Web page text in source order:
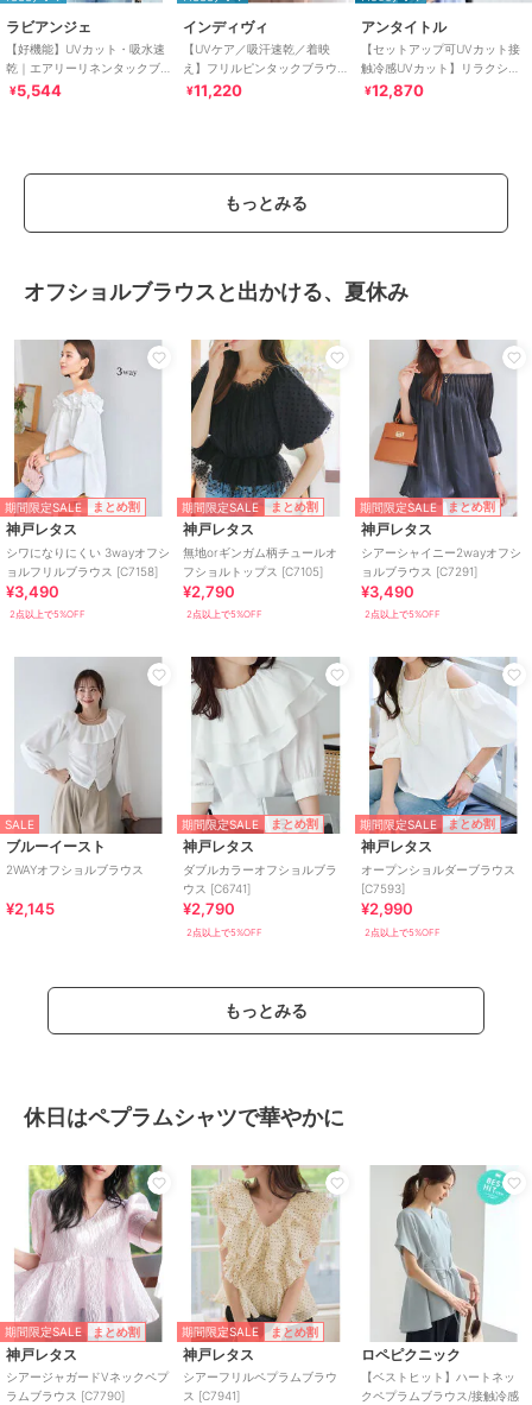
ラビアンジェ
【好機能】UVカット・吸水速
乾｜エアリーリネンタックブ
ラウス｜セットアップ対
¥5,544
インディヴィ
【UVケア／吸汗速乾／着映
え】フリルピンタックブラウ
ス
¥11,220
アンタイトル
【セットアップ可UVカット接
触冷感UVカット】リラクシー
キーVネックブラウス
¥12,870
もっとみる
オフショルブラウスと出かける、夏休み
期間限定SALE まとめ割
神戸レタス
シワになりにくい 3wayオフシ
ョルフリルブラウス [C7158]
¥3,490
2点以上で5%OFF
期間限定SALE まとめ割
神戸レタス
無地orギンガム柄チュールオ
フショルトップス [C7105]
¥2,790
2点以上で5%OFF
期間限定SALE まとめ割
神戸レタス
シアーシャイニー2wayオフシ
ョルブラウス [C7291]
¥3,490
2点以上で5%OFF
SALE
ブルーイースト
2WAYオフショルブラウス
¥2,145
期間限定SALE まとめ割
神戸レタス
ダブルカラーオフショルブラ
ウス [C6741]
¥2,790
2点以上で5%OFF
期間限定SALE まとめ割
神戸レタス
オープンショルダーブラウス
[C7593]
¥2,990
2点以上で5%OFF
もっとみる
休日はペプラムシャツで華やかに
期間限定SALE まとめ割
神戸レタス
シアージャガードVネックペプ
ラムブラウス [C7790]
期間限定SALE まとめ割
神戸レタス
シアーフリルペプラムブラウ
ス [C7941]
ロペピクニック
【ベストヒット】ハートネッ
クペプラムブラウス/接触冷感